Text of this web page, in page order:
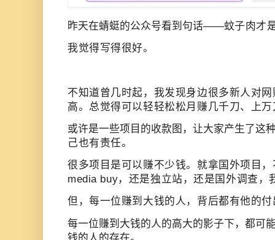
昨天在蜻蜓的公众号看到句话——蚊子肉才
我觉得写得很好。
不知道 曾几时起，我发现身边很多新人对
高。 总觉得可以轻轻松松月赚几千刀、上万
或许是一些项目的收款图，让大家产生了这
己也有责任。
很多项目是可以赚不少钱。就拿国外项目
media buy，还是独立站，还是国外调查，
但，每一位赚到大钱的人，背后都有他的付
每一位赚到大钱的人的高大的影子下，都可
钱的人的存在。